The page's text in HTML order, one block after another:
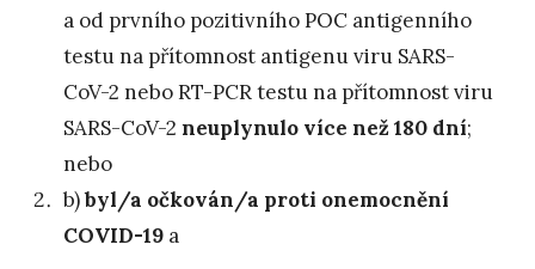
a od prvního pozitivního POC antigenního
testu na přítomnost antigenu viru SARS-
CoV-2 nebo RT-PCR testu na přítomnost viru
SARS-CoV-2 neuplynulo více než 180 dní;
nebo
b)byl/a očkován/a proti onemocnění
COVID-19 a